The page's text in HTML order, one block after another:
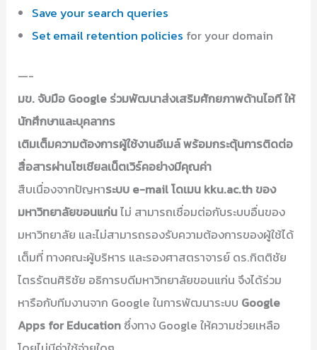
Save your search queries
Set email retention policies for your domain
—-
มข. จับมือ Google ร่วมพัฒนาส่งเสริมศักยภาพด้านไอที ให้
นักศึกษาและบุคลากร
เติมเต็มความต้องการผู้ใช้งานอีเมล์ พร้อมกระตุ้นการติดต่อ
สื่อสารผ่านโซเชียลเน็ตเวิร์คอย่างมีคุณค่า
สืบเนื่องจากปัญหาระบบ e-mail โดเมน kku.ac.th ของ
มหาวิทยาลัยขอนแก่นไม่ สามารถเชื่อมต่อกับระบบอื่นของ
มหาวิทยาลัย และไม่สามารถรองรับความต้องการของผู้ใช้ได้
เต็มที่ ทางคณะผู้บริหาร และรองศาสตราจารย์ ดร.กิตติชัย
ไตรรัตนศิริชัย อธิการบดีมหาวิทยาลัยขอนแก่น จึงได้ร่วม
หารือกับทีมงานจาก Google ในการพัฒนาระบบ Google
Apps for Education ซึ่งทาง Google ให้ความช่วยเหลือ